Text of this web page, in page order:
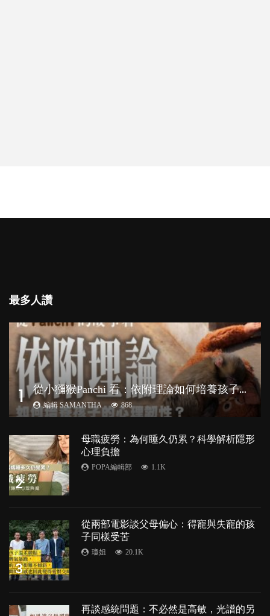
最多人讚
1 從
小獼猴Panchi 看：依附理論如何培養孩子心理韌性？
編輯 SAMANTHA 868
2
母職疲勞：為何睡久仍累？科學解析隱形
心理負擔
POPA編輯部 1.1K
3
從兩部電影談父母偏心：得寵與失寵的孩
子同樣受苦
瓊姐 20.1K
再談感統問題：不必然是高敏，光譜的另